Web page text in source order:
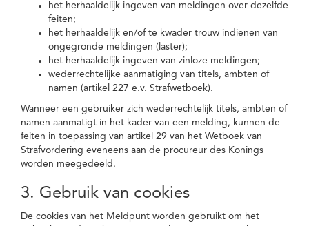
het herhaaldelijk ingeven van meldingen over dezelfde
feiten;
het herhaaldelijk en/of te kwader trouw indienen van
ongegronde meldingen (laster);
het herhaaldelijk ingeven van zinloze meldingen;
wederrechtelijke aanmatiging van titels, ambten of
namen (artikel 227 e.v. Strafwetboek).
Wanneer een gebruiker zich wederrechtelijk titels, ambten of
namen aanmatigt in het kader van een melding, kunnen de
feiten in toepassing van artikel 29 van het Wetboek van
Strafvordering eveneens aan de procureur des Konings
worden meegedeeld.
3. Gebruik van cookies
De cookies van het Meldpunt worden gebruikt om het